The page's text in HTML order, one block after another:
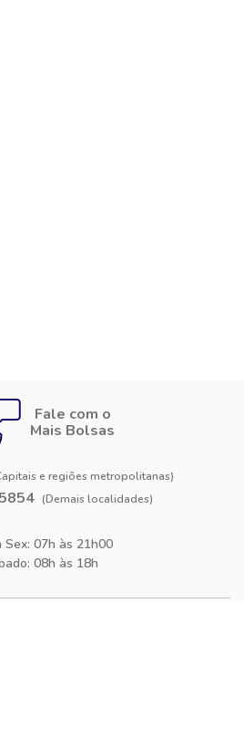
Fale com o
Mais Bolsas
e regiões metropolitanas)
(Demais localidades)
Sex: 07h às 21h00
08h às 18h